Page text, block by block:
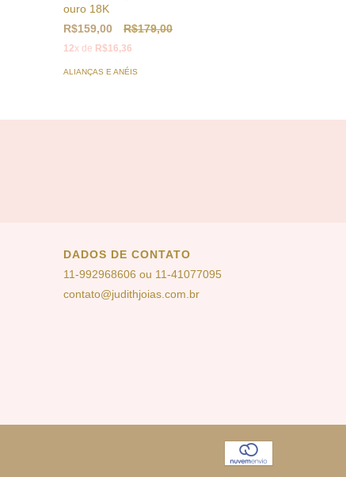
ouro 18K
R$159,00
R$179,00
12x de R$16,36
ALIANÇAS E ANÉIS
DADOS DE CONTATO
11-992968606 ou 11-41077095
contato@judithjoias.com.br